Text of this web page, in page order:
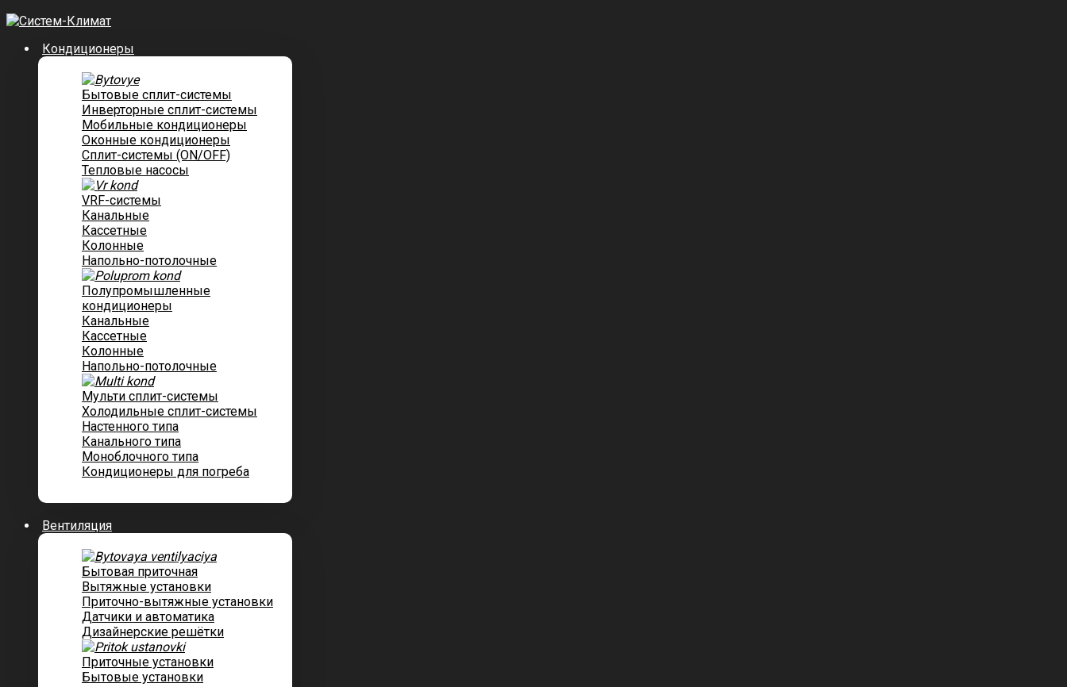
Кондиционеры
Бытовые сплит-системы
Инверторные сплит-системы
Мобильные кондиционеры
Оконные кондиционеры
Сплит-системы (ON/OFF)
Тепловые насосы
VRF-системы
Канальные
Касcетные
Колонные
Напольно-потолочные
Полупромышленные
кондиционеры
Канальные
Кассетные
Колонные
Напольно-потолочные
Мульти сплит-системы
Холодильные сплит-системы
Настенного типа
Канального типа
Моноблочного типа
Кондиционеры для погреба
Вентиляция
Бытовая приточная
Вытяжные установки
Приточно-вытяжные установки
Датчики и автоматика
Дизайнерские решётки
Приточные установки
Бытовые установки